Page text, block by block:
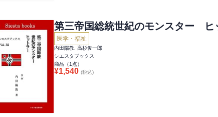
第三帝国総統世紀のモンスター ヒ
医学・福祉
内田陽教, 高杉俊一郎
シエスタブックス
商品（1 点）
¥1,540 (税込)